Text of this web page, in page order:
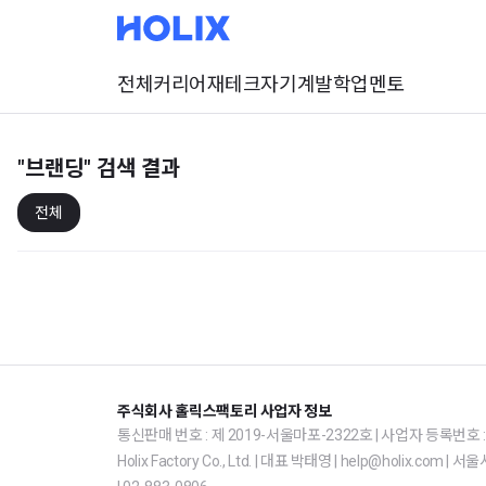
전체 커리어재테크자기계발학업멘토
"브랜딩" 검색 결과
전체
주식회사 홀릭스팩토리 사업자 정보
통신판매 번호 : 제 2019-서울마포-2322호 | 사업자 등록번
Holix Factory Co., Ltd. | 대표 박태영 | help@holix.com | 서